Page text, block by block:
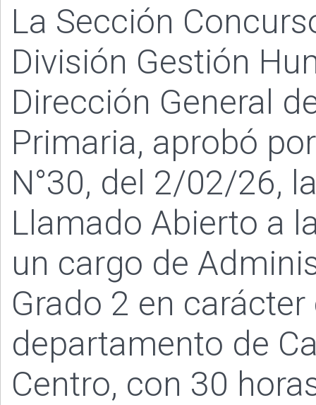
La Sección
División Gestión
Dirección General
Primaria, aprobó
N°30, del 2/02/26,
Llamado Abierto a
un cargo de
Grado 2 en
departamento de
Centro, con 30